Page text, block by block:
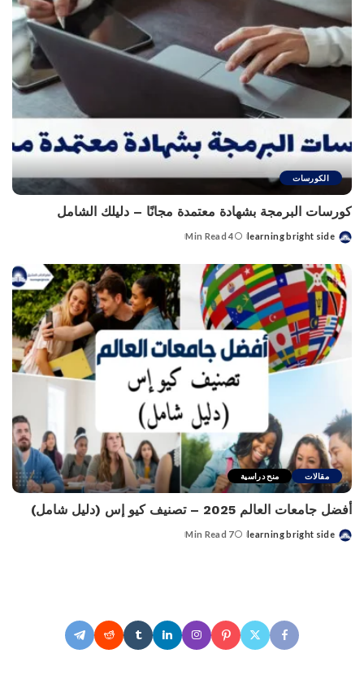
الكورسات
كورسات البرمجة بشهادة معتمدة مجانًا – دليلك الشامل
Posted
learning bright side
4 Min Read
مقالات منح دراسية
أفضل جامعات العالم 2025 – تصنيف كيو إس (دليل شامل)
Posted
learning bright side
7 Min Read